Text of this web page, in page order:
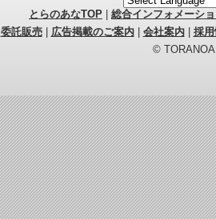
とらのあなTOP
総合インフォメーシ
委託販売| 広告掲載のご案内| 会社案内| 採
©